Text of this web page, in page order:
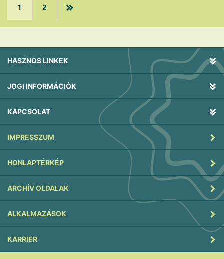
1 2
HASZNOS LINKEK
JOGI INFORMÁCIÓK
KAPCSOLAT
IMPRESSZUM
HONLAPTÉRKÉP
ARCHÍV OLDALAK
ALKALMAZÁSOK
KARRIER